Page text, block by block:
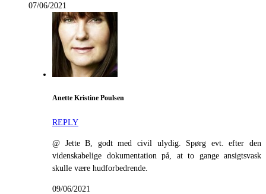
07/06/2021
Anette Kristine Poulsen
REPLY
@ Jette B, godt med civil ulydig. Spørg evt. efter den
videnskabelige dokumentation på, at to gange ansigtsvask
skulle være hudforbedrende.
09/06/2021